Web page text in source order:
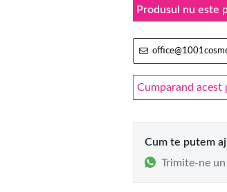
Produsul nu este
Cumparand
Cum te putem
Trimite-ne un